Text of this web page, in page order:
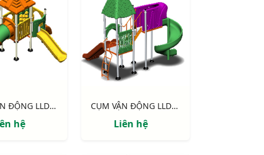
CỤM VẬN ĐỘNG LLDPE NIK124060M
hệ
CỤM VẬN ĐỘNG LLDPE NIK133070L
Liên hệ